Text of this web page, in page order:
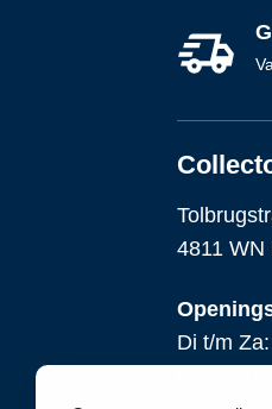
4811 WN
Di t/m